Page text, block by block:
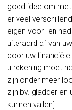
goed idee om met
er veel
eigen voor- en
uiteraard af van
door uw
u rekening moet
zijn onder meer
zijn bv. gladder en
kunnen vallen).